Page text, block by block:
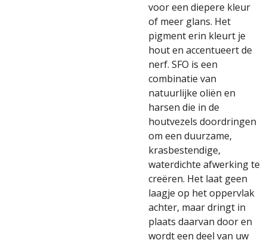
voor een diepere kleur
of meer glans. Het
pigment erin kleurt je
hout en accentueert de
nerf. SFO is een
combinatie van
natuurlijke oliën en
harsen die in de
houtvezels doordringen
om een ​​duurzame,
krasbestendige,
waterdichte afwerking te
creëren. Het laat geen
laagje op het oppervlak
achter, maar dringt in
plaats daarvan door en
wordt een deel van uw